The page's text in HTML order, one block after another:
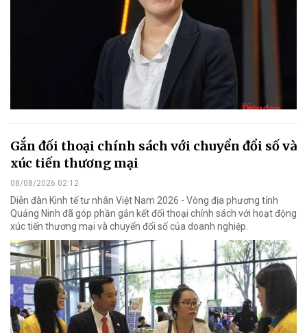
Gắn đối thoại chính sách với chuyển đổi số và
xúc tiến thương mại
08/08/2026 02:12
Diễn đàn Kinh tế tư nhân Việt Nam 2026 - Vòng địa phương tỉnh
Quảng Ninh đã góp phần gắn kết đối thoại chính sách với hoạt động
xúc tiến thương mại và chuyển đổi số của doanh nghiệp.